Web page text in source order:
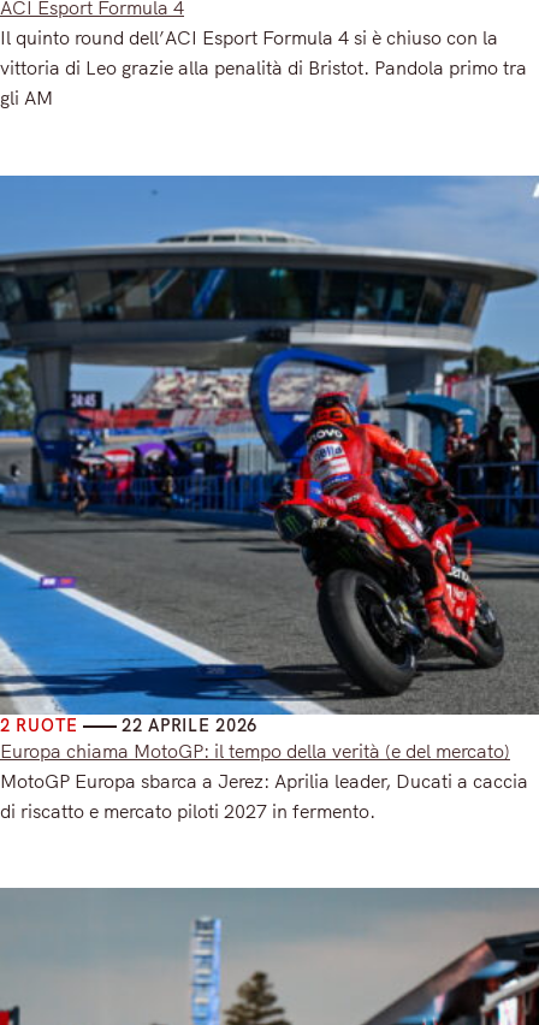
ACI Esport Formula 4
Il quinto round dell’ACI Esport Formula 4 si è chiuso con la
vittoria di Leo grazie alla penalità di Bristot. Pandola primo tra
gli AM
2 RUOTE 22 APRILE 2026
Europa chiama MotoGP: il tempo della verità (e del mercato)
MotoGP Europa sbarca a Jerez: Aprilia leader, Ducati a caccia
di riscatto e mercato piloti 2027 in fermento.